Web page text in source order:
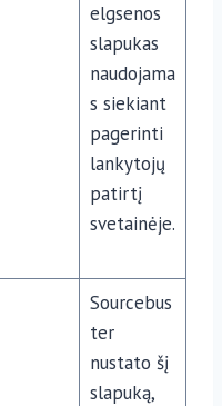
elgsenos
slapukas
naudojama
s siekiant
pagerinti
lankytojų
patirtį
svetainėje.
Sourcebus
ter
nustato šį
slapuką,